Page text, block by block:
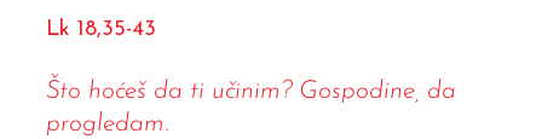
Lk 18,35-43
Što hoćeš da ti učinim? Gospodine, da
progledam.